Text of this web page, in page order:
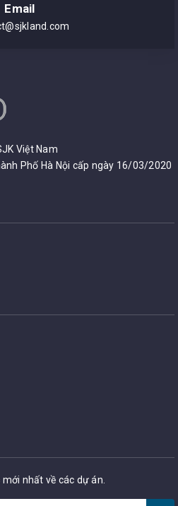
Email
Việt Nam
Phố Hà Nội cấp ngày 16/03/2020
nhất về các dự án.